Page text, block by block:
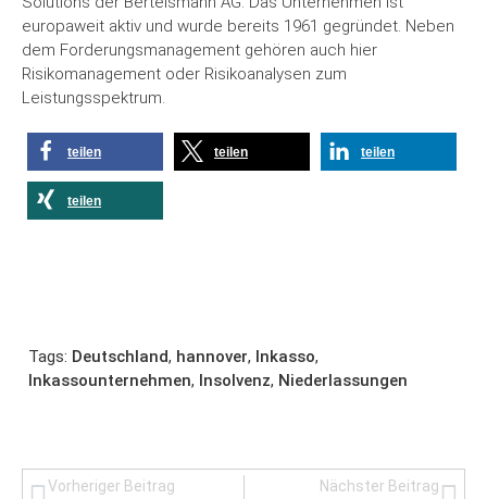
europaweit aktiv und wurde bereits 1961 gegründet. Neben
dem Forderungsmanagement gehören auch hier
Risikomanagement oder Risikoanalysen zum
Leistungsspektrum.
teilen teilen teilen
teilen
Tags: Deutschland, hannover, Inkasso,
Inkassounternehmen, Insolvenz, Niederlassungen
Vorheriger Beitrag Nächster Beitrag